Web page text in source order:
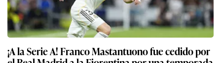
¡A la Serie A! Franco Mastantuono fue cedido por